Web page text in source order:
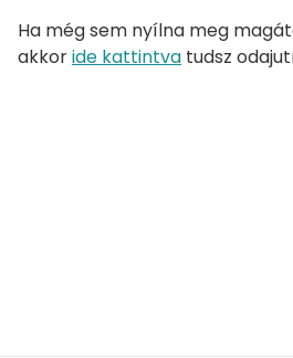
Ha még sem nyílna meg
akkoride kattintva tudsz